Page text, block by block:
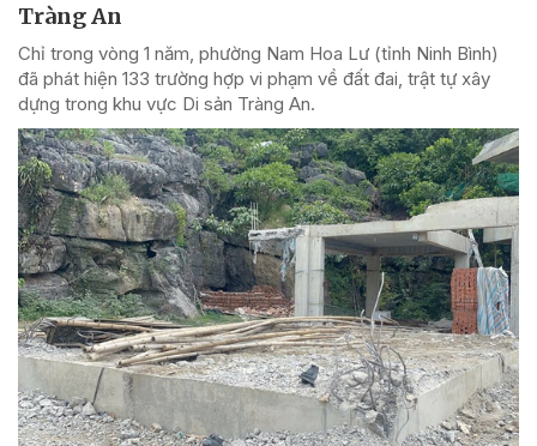
Tràng An
Chỉ trong vòng 1 năm, phường Nam Hoa Lư (tỉnh Ninh Bình)
đã phát hiện 133 trường hợp vi phạm về đất đai, trật tự xây
dựng trong khu vực Di sản Tràng An.